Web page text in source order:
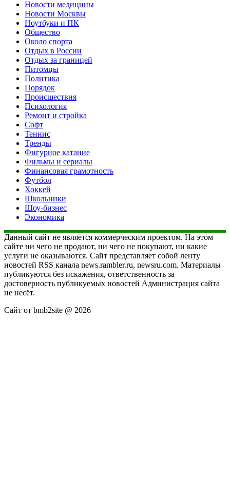
Новости медицины
Новости Москвы
Ноутбуки и ПК
Общество
Около спорта
Отдых в России
Отдых за границей
Питомцы
Политика
Порядок
Происшествия
Психология
Ремонт и стройка
Софт
Теннис
Тренды
Фигурное катание
Фильмы и сериалы
Финансовая грамотность
Футбол
Хоккей
Школьники
Шоу-бизнес
Экономика
Данный сайт не является коммерческим проектом. На этом
сайте ни чего не продают, ни чего не покупают, ни какие
услуги не оказываются. Сайт представляет собой ленту
новостей RSS канала news.rambler.ru, newsru.com. Материалы
публикуются без искажения, ответственность за
достоверность публикуемых новостей Администрация сайта
не несёт.
Сайт от bmb2site @ 2026